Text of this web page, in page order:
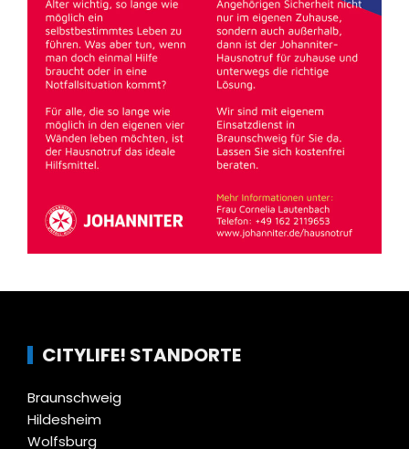
CITYLIFE! STANDORTE
Braunschweig
Hildesheim
Wolfsburg